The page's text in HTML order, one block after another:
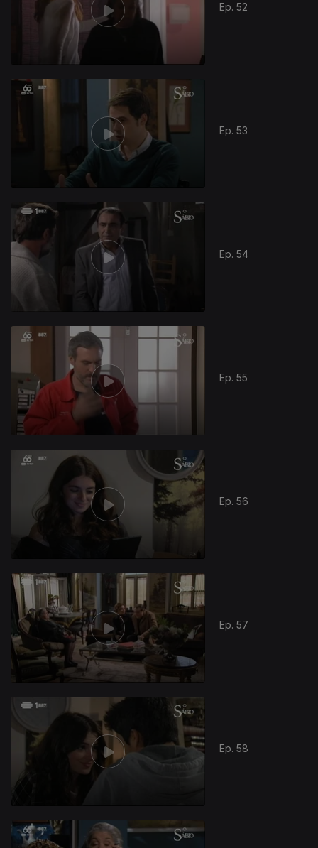
Ep. 52
Ep. 53
Ep. 54
Ep. 55
Ep. 56
Ep. 57
Ep. 58
280552